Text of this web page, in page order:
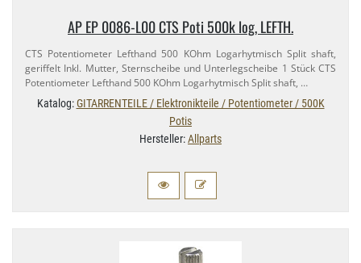
AP EP 0086-​L00 CTS Poti 500k log, LEFTH.
CTS Potentiometer Lefthand 500 KOhm Logarhytmisch Split shaft,
geriffelt Inkl. Mutter, Sternscheibe und Unterlegscheibe 1 Stück CTS
Potentiometer Lefthand 500 KOhm Logarhytmisch Split shaft, …
Katalog:GITARRENTEILE / Elektronikteile / Potentiometer / 500K
Potis
Hersteller:Allparts